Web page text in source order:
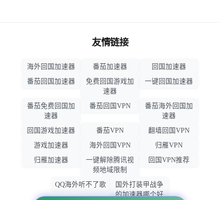
友情链接
海外回国加速器 番茄加速器
回国加速器
番茄回国加速器
免费回国游戏加
速器
一键回国加速器
番茄免费回国加
速器
番茄回国VPN
番茄海外回国加
速器
回国游戏加速器
番茄VPN
翻墙回国VPN
游戏加速器
海外回国VPN
归雁VPN
归雁加速器
一键解除腾讯视
频地域限制
回国VPN推荐
QQ海外听不了歌
国外打装甲战争
的加速器哪个好